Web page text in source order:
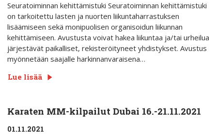
Seuratoiminnan kehittämistuki Seuratoiminnan kehittämistuki
on tarkoitettu lasten ja nuorten liikuntaharrastuksen
lisäämiseen sekä monipuolisen organisoidun liikunnan
kehittämiseen. Avustusta voivat hakea liikuntaa ja/tai urheilua
järjestävät paikalliset, rekisteröityneet yhdistykset. Avustus
myönnetään saajalle harkinnanvaraisena…
Lue lisää
Karaten MM-kilpailut Dubai 16.-21.11.2021
01.11.2021